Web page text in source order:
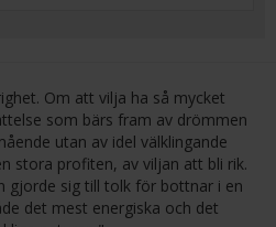
Om att vilja ha så mycket
som bärs fram av drömmen
utan av idel välklingande
stora profiten, av viljan att bli rik.
gjorde sig till tolk för bottnar i en
det mest energiska och det